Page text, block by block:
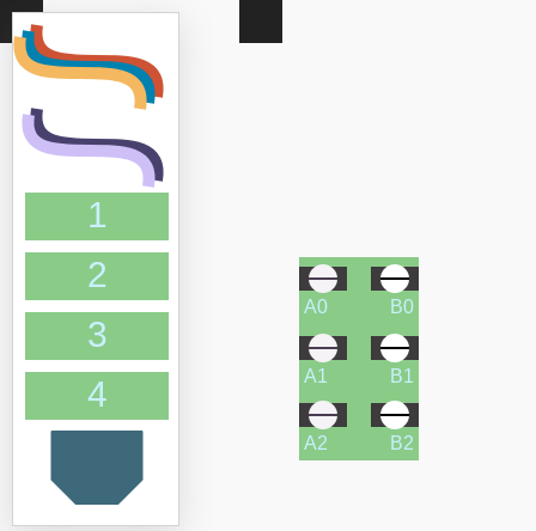
A0
A1
A2
B0
B1
B2
1
2
3
4